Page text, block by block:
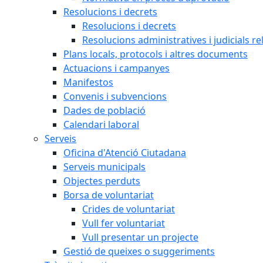
Resolucions i decrets
Resolucions i decrets
Resolucions administratives i judicials
Plans locals, protocols i altres documents
Actuacions i campanyes
Manifestos
Convenis i subvencions
Dades de població
Calendari laboral
Serveis
Oficina d'Atenció Ciutadana
Serveis municipals
Objectes perduts
Borsa de voluntariat
Crides de voluntariat
Vull fer voluntariat
Vull presentar un projecte
Gestió de queixes o suggeriments